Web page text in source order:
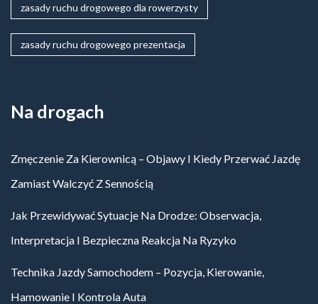
zasady ruchu drogowego dla rowerzysty
zasady ruchu drogowego prezentacja
Na drogach
Zmęczenie Za Kierownicą – Objawy I Kiedy Przerwać Jazdę
Zamiast Walczyć Z Sennością
Jak Przewidywać Sytuacje Na Drodze: Obserwacja,
Interpretacja I Bezpieczna Reakcja Na Ryzyko
Technika Jazdy Samochodem – Pozycja, Kierowanie,
Hamowanie I Kontrola Auta